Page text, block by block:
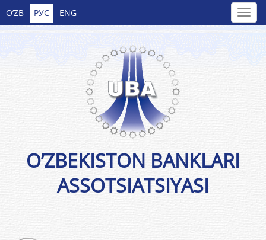
O’ZB РУС ENG
O’ZBEKISTON BANKLARI
ASSOTSIATSIYASI